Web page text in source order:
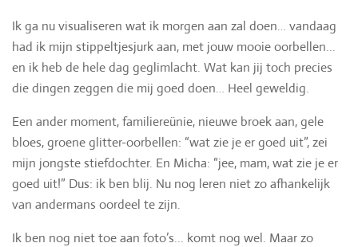
Ik ga nu visualiseren wat ik morgen aan zal doen… vandaag
had ik mijn stippeltjesjurk aan, met jouw mooie oorbellen...
en ik heb de hele dag geglimlacht. Wat kan jij toch precies
die dingen zeggen die mij goed doen… Heel geweldig.
Een ander moment, familiereünie, nieuwe broek aan, gele
bloes, groene glitter-oorbellen: “wat zie je er goed uit”, zei
mijn jongste stiefdochter. En Micha: “jee, mam, wat zie je er
goed uit!” Dus: ik ben blij. Nu nog leren niet zo afhankelijk
van andermans oordeel te zijn.
Ik ben nog niet toe aan foto’s... komt nog wel. Maar zo